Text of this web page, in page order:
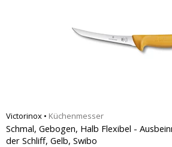
Victorinox • Küchenmesser
Schmal, Gebogen, Halb Flexibel -
der Schliff, Gelb, Swibo